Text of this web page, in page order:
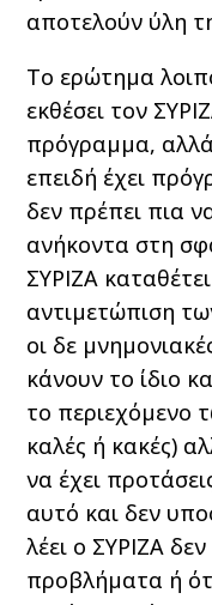
αποτελούν ύλη
Το ερώτημα
εκθέσει τον
πρόγραμμα,
επειδή έχει
δεν πρέπει πια
ανήκοντα στη
ΣΥΡΙΖΑ
αντιμετώπιση
οι δε
κάνουν το ίδιο
το περιεχόμενο
καλές ή κακές)
να έχει
αυτό και δεν
λέει ο ΣΥΡΙΖΑ
προβλήματα ή